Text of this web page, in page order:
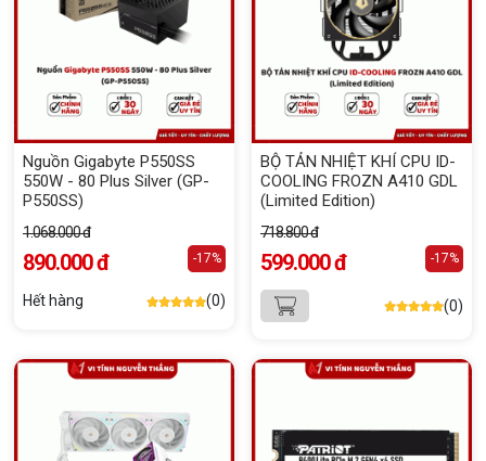
Nguồn Gigabyte P550SS
550W - 80 Plus Silver (GP-
P550SS)
1.068.000 đ
890.000 đ -17%
Hết hàng (0)
BỘ TẢN NHIỆT KHÍ CPU ID-
COOLING FROZN A410 GDL
(Limited Edition)
718.800 đ
599.000 đ -17%
(0)